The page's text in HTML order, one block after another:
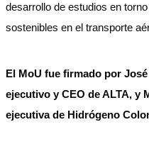
desarrollo de estudios en
sostenibles en el transporte
El MoU fue firmado por
ejecutivo y CEO de ALTA, y
ejecutiva de Hidrógeno